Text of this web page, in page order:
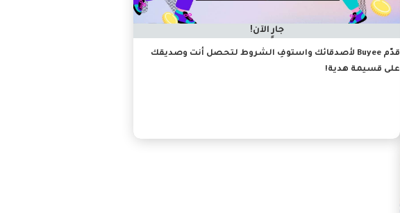
جارٍ الآن!
قدّم Buyee لأصدقائك واستوفِ الشروط لتحصل أنت وصديقك
على قسيمة هدية!